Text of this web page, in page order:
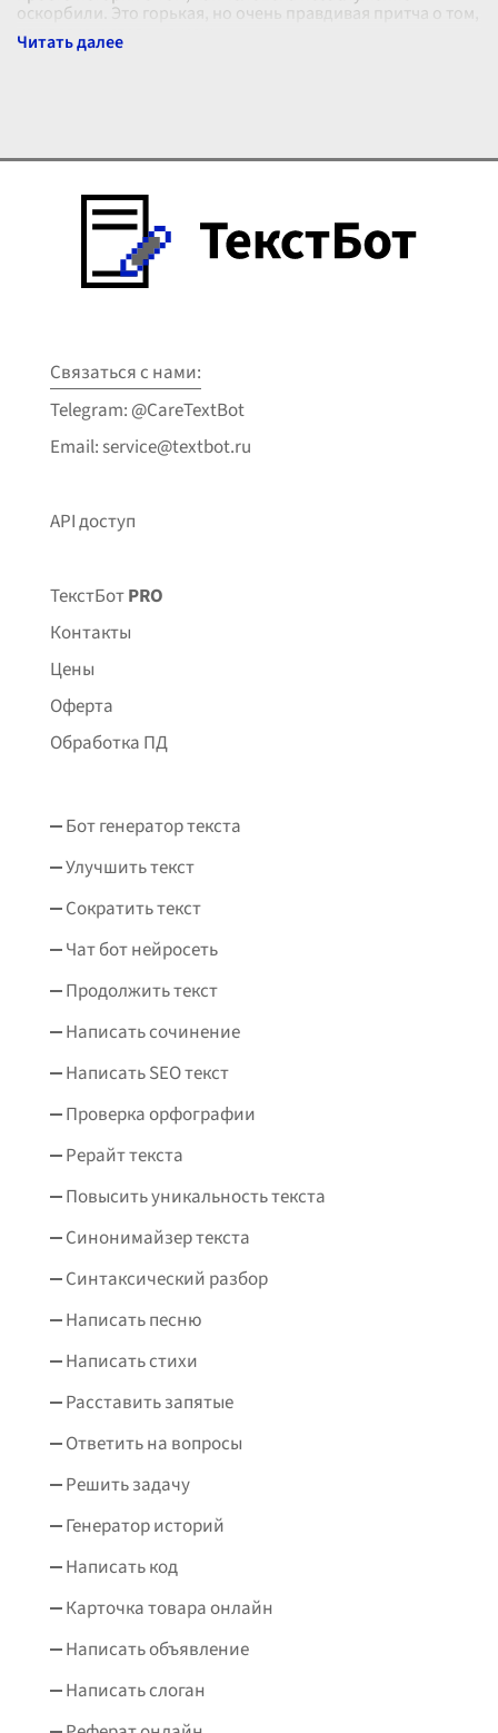
оскорбили. Это горькая, но очень правдивая притча о том,
как легко и страшно мож
Связаться с нами:
Telegram: @CareTextBot
Email: service@textbot.ru
API доступ
ТекстБотPRO
Контакты
Цены
Оферта
Обработка ПД
Бот генератор текста
Улучшить текст
Сократить текст
Чат бот нейросеть
Продолжить текст
Написать сочинение
Написать SEO текст
Проверка орфографии
Рерайт текста
Повысить уникальность текста
Синонимайзер текста
Синтаксический разбор
Написать песню
Написать стихи
Расставить запятые
Ответить на вопросы
Решить задачу
Генератор историй
Написать код
Карточка товара онлайн
Написать объявление
Написать слоган